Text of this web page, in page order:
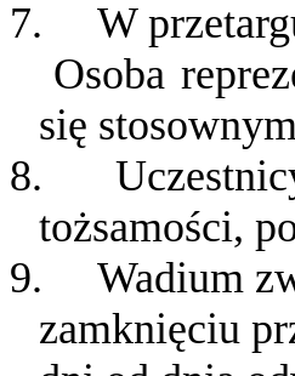
7.
W
Osoba
się
8.
tożsamości,
9.
Wadium
zamknięciu